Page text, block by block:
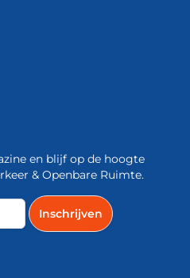
en blijf op de hoogte
& Openbare Ruimte.